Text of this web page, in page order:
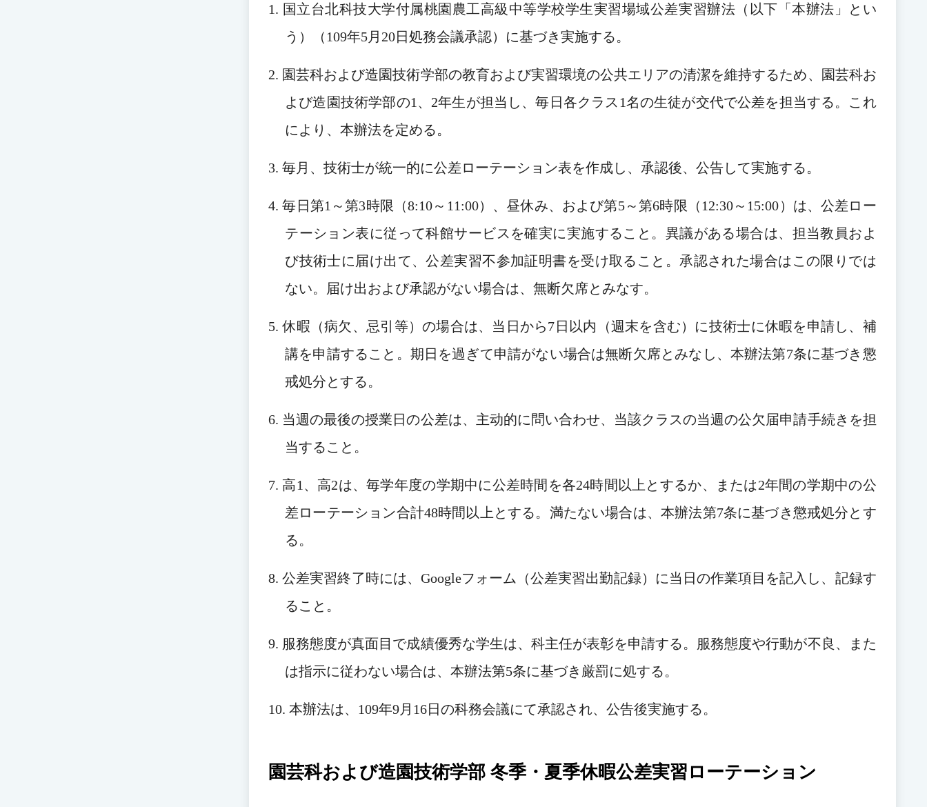
1. 国立台北科技大学付属桃園農工高級中等学校学生実習場域公差実習辦法（以下「本辦法」とい
う）（109年5月20日処務会議承認）に基づき実施する。
2. 園芸科および造園技術学部の教育および実習環境の公共エリアの清潔を維持するため、園芸科お
よび造園技術学部の1、2年生が担当し、毎日各クラス1名の生徒が交代で公差を担当する。これ
により、本辦法を定める。
3. 毎月、技術士が統一的に公差ローテーション表を作成し、承認後、公告して実施する。
4. 毎日第1～第3時限（8:10～11:00）、昼休み、および第5～第6時限（12:30～15:00）は、公差ロー
テーション表に従って科館サービスを確実に実施すること。異議がある場合は、担当教員およ
び技術士に届け出て、公差実習不参加証明書を受け取ること。承認された場合はこの限りでは
ない。届け出および承認がない場合は、無断欠席とみなす。
5. 休暇（病欠、忌引等）の場合は、当日から7日以内（週末を含む）に技術士に休暇を申請し、補
講を申請すること。期日を過ぎて申請がない場合は無断欠席とみなし、本辦法第7条に基づき懲
戒処分とする。
6. 当週の最後の授業日の公差は、主动的に問い合わせ、当該クラスの当週の公欠届申請手続きを担
当すること。
7. 高1、高2は、毎学年度の学期中に公差時間を各24時間以上とするか、または2年間の学期中の公
差ローテーション合計48時間以上とする。満たない場合は、本辦法第7条に基づき懲戒処分とす
る。
8. 公差実習終了時には、Googleフォーム（公差実習出勤記録）に当日の作業項目を記入し、記録す
ること。
9. 服務態度が真面目で成績優秀な学生は、科主任が表彰を申請する。服務態度や行動が不良、また
は指示に従わない場合は、本辦法第5条に基づき厳罰に処する。
10. 本辦法は、109年9月16日の科務会議にて承認され、公告後実施する。
園芸科および造園技術学部 冬季・夏季休暇公差実習ローテーション